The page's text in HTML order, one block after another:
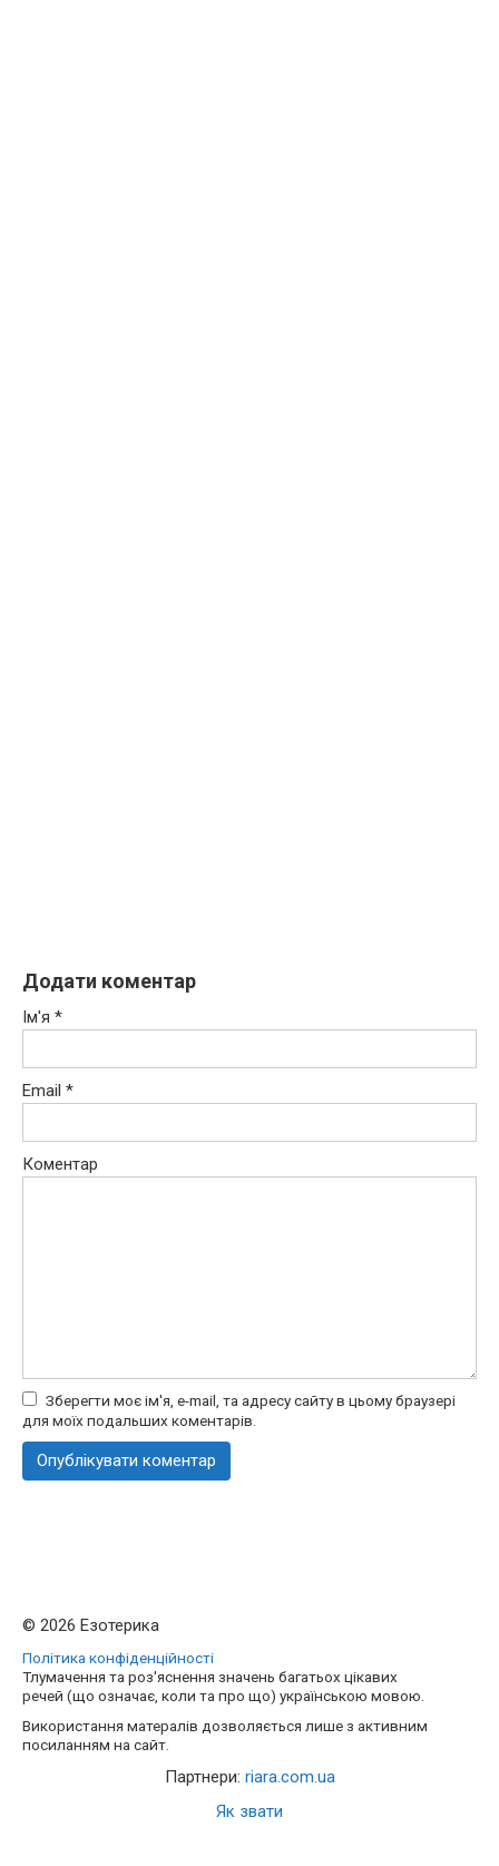
Додати коментар
Ім'я *
Email *
Коментар
Зберегти моє ім'я, e-mail, та адресу сайту в цьому браузері
для моїх подальших коментарів.
© 2026 Езотерика
Політика конфіденційності
Тлумачення та роз'яснення значень багатьох цікавих
речей (що означає, коли та про що) українською мовою.
Використання матералів дозволяється лише з активним
посиланням на сайт.
Партнери: riara.com.ua
Як звати